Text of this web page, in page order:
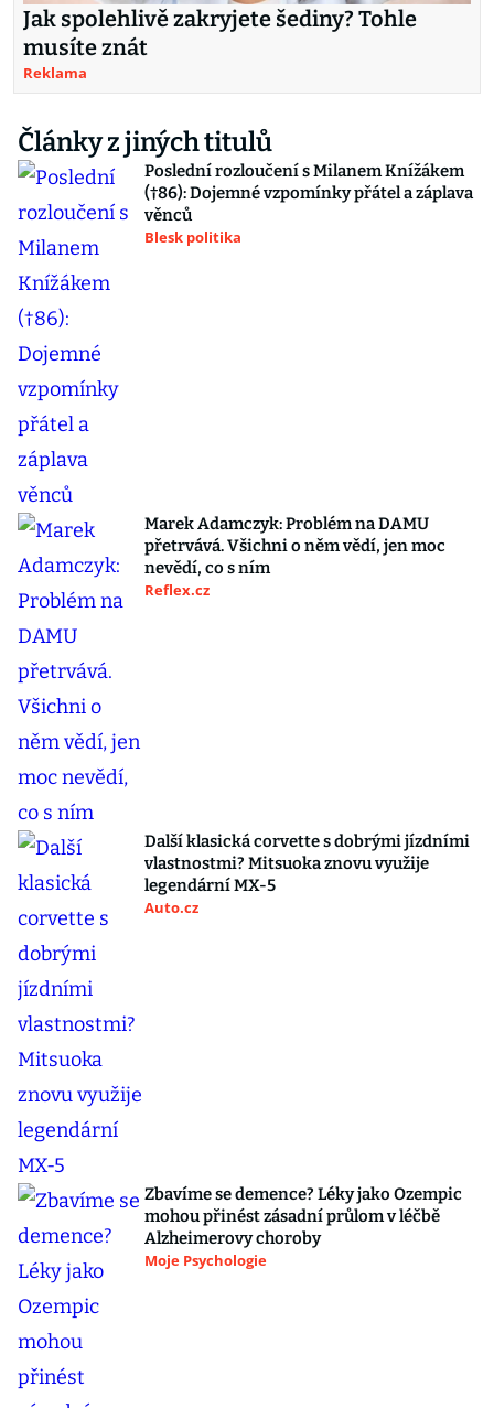
Jak spolehlivě zakryjete šediny? Tohle
musíte znát
Reklama
Články z jiných titulů
Poslední rozloučení s Milanem Knížákem
(†86): Dojemné vzpomínky přátel a záplava
věnců
Blesk politika
Marek Adamczyk: Problém na DAMU
přetrvává. Všichni o něm vědí, jen moc
nevědí, co s ním
Reflex.cz
Další klasická corvette s dobrými jízdními
vlastnostmi? Mitsuoka znovu využije
legendární MX-5
Auto.cz
Zbavíme se demence? Léky jako Ozempic
mohou přinést zásadní průlom v léčbě
Alzheimerovy choroby
Moje Psychologie